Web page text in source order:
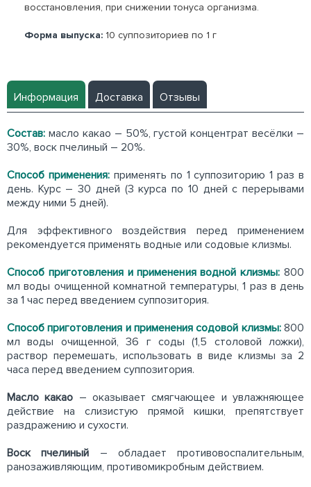
восстановления, при снижении тонуса организма.
Форма выпуска: 10 суппозиториев по 1 г
Информация Доставка Отзывы
Состав: масло какао – 50%, густой концентрат весёлки –
30%, воск пчелиный – 20%.
Способ применения: применять по 1 суппозиторию 1 раз в
день. Курс – 30 дней (3 курса по 10 дней с перерывами
между ними 5 дней).
Для эффективного воздействия перед применением
рекомендуется применять водные или содовые клизмы.
Способ приготовления и применения водной клизмы: 800
мл воды очищенной комнатной температуры, 1 раз в день
за 1 час перед введением суппозитория.
Способ приготовления и применения содовой клизмы:800
мл воды очищенной, 36 г соды (1,5 столовой ложки),
раствор перемешать, использовать в виде клизмы за 2
часа перед введением суппозитория.
Масло какао – оказывает смягчающее и увлажняющее
действие на слизистую прямой кишки, препятствует
раздражению и сухости.
Воск пчелиный – обладает противовоспалительным,
ранозаживляющим, противомикробным действием.